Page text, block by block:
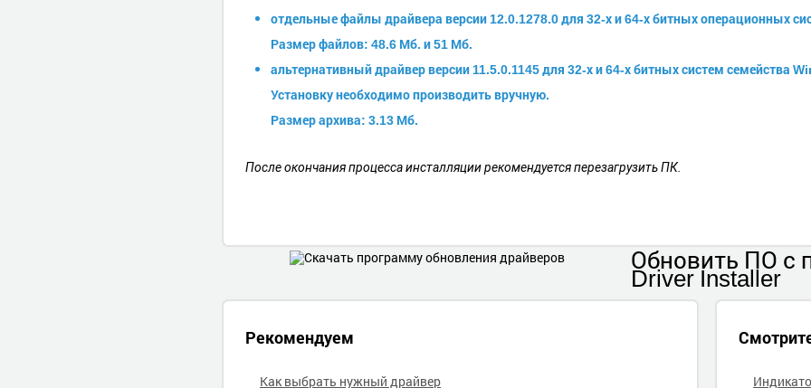
отдельные файлы драйвера версии 12.0.1278.0 для 32-х и 64-х битных операционных
Размер файлов: 48.6 Мб. и 51 Мб.
альтернативный драйвер версии 11.5.0.1145 для 32-х и 64-х битных систем семейства
Установку необходимо производить вручную.
Размер архива: 3.13 Мб.
После окончания процесса инсталляции рекомендуется перезагрузить ПК.
Обновить ПО с
Driver Installer
Рекомендуем
Как выбрать нужный драйвер